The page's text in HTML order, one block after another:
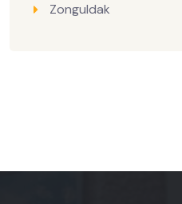
Zonguldak